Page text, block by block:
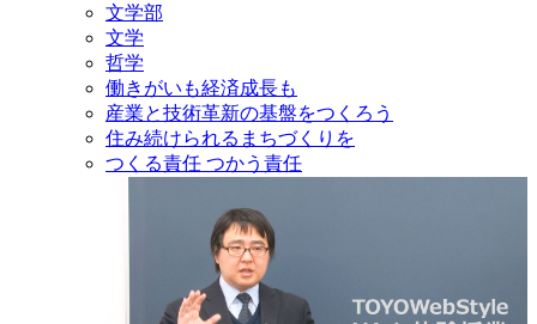
文学部
文学
哲学
働きがいも経済成長も
産業と技術革新の基盤をつくろう
住み続けられるまちづくりを
つくる責任 つかう責任